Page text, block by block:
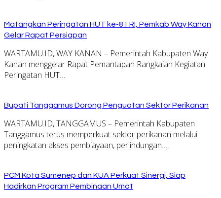
Matangkan Peringatan HUT ke-81 RI, Pemkab Way Kanan
Gelar Rapat Persiapan
WARTAMU.ID, WAY KANAN – Pemerintah Kabupaten Way
Kanan menggelar Rapat Pemantapan Rangkaian Kegiatan
Peringatan HUT…
Bupati Tanggamus Dorong Penguatan Sektor Perikanan
WARTAMU.ID, TANGGAMUS – Pemerintah Kabupaten
Tanggamus terus memperkuat sektor perikanan melalui
peningkatan akses pembiayaan, perlindungan…
PCM Kota Sumenep dan KUA Perkuat Sinergi, Siap
Hadirkan Program Pembinaan Umat